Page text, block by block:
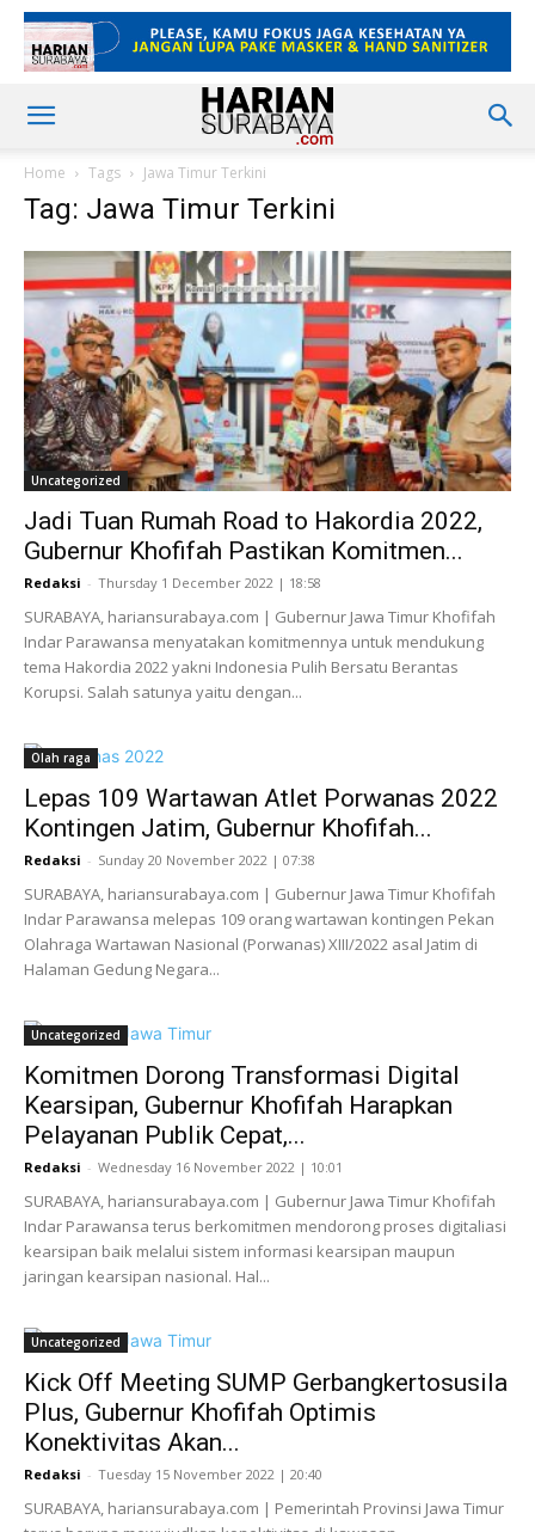
Home Tags Jawa Timur Terkini
Tag: Jawa Timur Terkini
Uncategorized
Jadi Tuan Rumah Road to Hakordia 2022,
Gubernur Khofifah Pastikan Komitmen...
Redaksi - Thursday 1 December 2022 | 18:58
SURABAYA, hariansurabaya.com | Gubernur Jawa Timur Khofifah
Indar Parawansa menyatakan komitmennya untuk mendukung
tema Hakordia 2022 yakni Indonesia Pulih Bersatu Berantas
Korupsi. Salah satunya yaitu dengan...
Olah raga
Lepas 109 Wartawan Atlet Porwanas 2022
Kontingen Jatim, Gubernur Khofifah...
Redaksi - Sunday 20 November 2022 | 07:38
SURABAYA, hariansurabaya.com | Gubernur Jawa Timur Khofifah
Indar Parawansa melepas 109 orang wartawan kontingen Pekan
Olahraga Wartawan Nasional (Porwanas) XIII/2022 asal Jatim di
Halaman Gedung Negara...
Uncategorized
Komitmen Dorong Transformasi Digital
Kearsipan, Gubernur Khofifah Harapkan
Pelayanan Publik Cepat,...
Redaksi - Wednesday 16 November 2022 | 10:01
SURABAYA, hariansurabaya.com | Gubernur Jawa Timur Khofifah
Indar Parawansa terus berkomitmen mendorong proses digitaliasi
kearsipan baik melalui sistem informasi kearsipan maupun
jaringan kearsipan nasional. Hal...
Uncategorized
Kick Off Meeting SUMP Gerbangkertosusila
Plus, Gubernur Khofifah Optimis
Konektivitas Akan...
Redaksi - Tuesday 15 November 2022 | 20:40
SURABAYA, hariansurabaya.com | Pemerintah Provinsi Jawa Timur